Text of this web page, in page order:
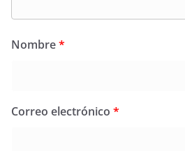
Nombre*
Correo electrónico *